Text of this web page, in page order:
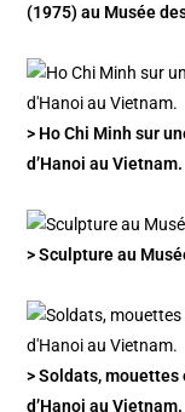
(1975) au Musée
> Ho Chi Minh sur
d’Hanoi au Vietnam.
> Sculpture au
> Soldats, mouettes
d’Hanoi au Vietnam.